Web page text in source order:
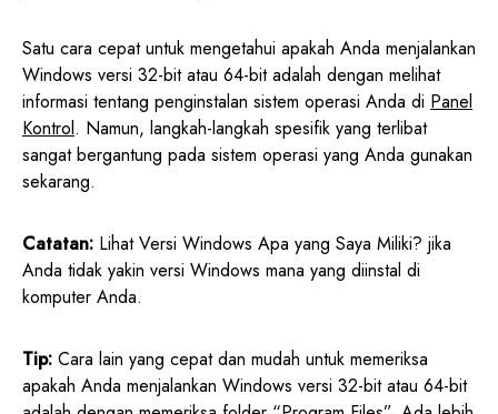
Satu cara cepat untuk mengetahui apakah Anda menjalankan
Windows versi 32-bit atau 64-bit adalah dengan melihat
informasi tentang penginstalan sistem operasi Anda di Panel
Kontrol. Namun, langkah-langkah spesifik yang terlibat
sangat bergantung pada sistem operasi yang Anda gunakan
sekarang.
Catatan: Lihat Versi Windows Apa yang Saya Miliki? jika
Anda tidak yakin versi Windows mana yang diinstal di
komputer Anda.
Tip: Cara lain yang cepat dan mudah untuk memeriksa
apakah Anda menjalankan Windows versi 32-bit atau 64-bit